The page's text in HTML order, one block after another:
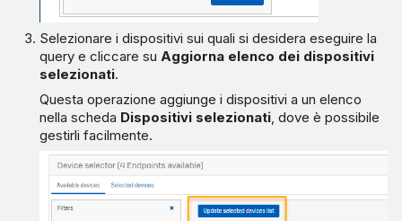
Selezionare i dispositivi sui quali si desidera eseguire la
query e cliccare suAggiorna elenco dei dispositivi
selezionati.
Questa operazione aggiunge i dispositivi a un elenco
nella scheda Dispositivi selezionati, dove è possibile
gestirli facilmente.